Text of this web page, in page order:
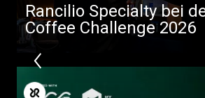
Rancilio Specialty bei
Coffee Challenge 2026